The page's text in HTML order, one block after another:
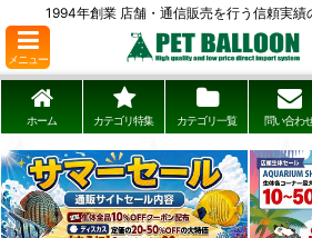
1994年創業 店舗・通信販売を行う信頼実績
メニュー
ホーム カテゴリ特集 カテゴリ一覧 問い合わ